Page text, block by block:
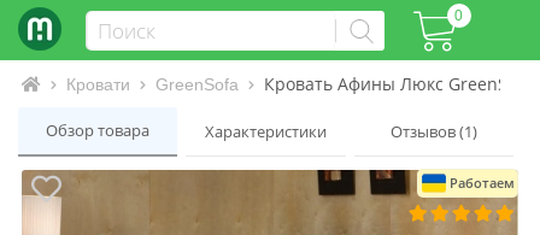
0
Интернет-магазин матрасов и кроватей
Кровати GreenSofa Кровать Афины Люкс GreenSofa
Обзор товара Характеристики Отзывов (1)
Работаем